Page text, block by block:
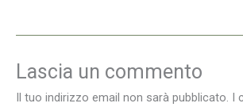
Lascia un commento
Il tuo indirizzo email non sarà pubblicato. I